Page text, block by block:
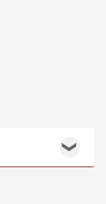
❯